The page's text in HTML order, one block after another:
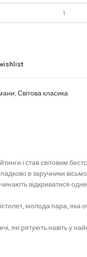
,Світова класика
і став світовим
в заручники
відкриватися
молода пара, яка
рятують навіть у